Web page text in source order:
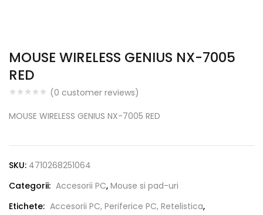
MOUSE WIRELESS GENIUS NX-7005
RED
(0 customer reviews)
MOUSE WIRELESS GENIUS NX-7005 RED
SKU: 4710268251064
Categorii: Accesorii PC, Mouse si pad-uri
Etichete: Accesorii PC, Periferice PC, Retelistica,